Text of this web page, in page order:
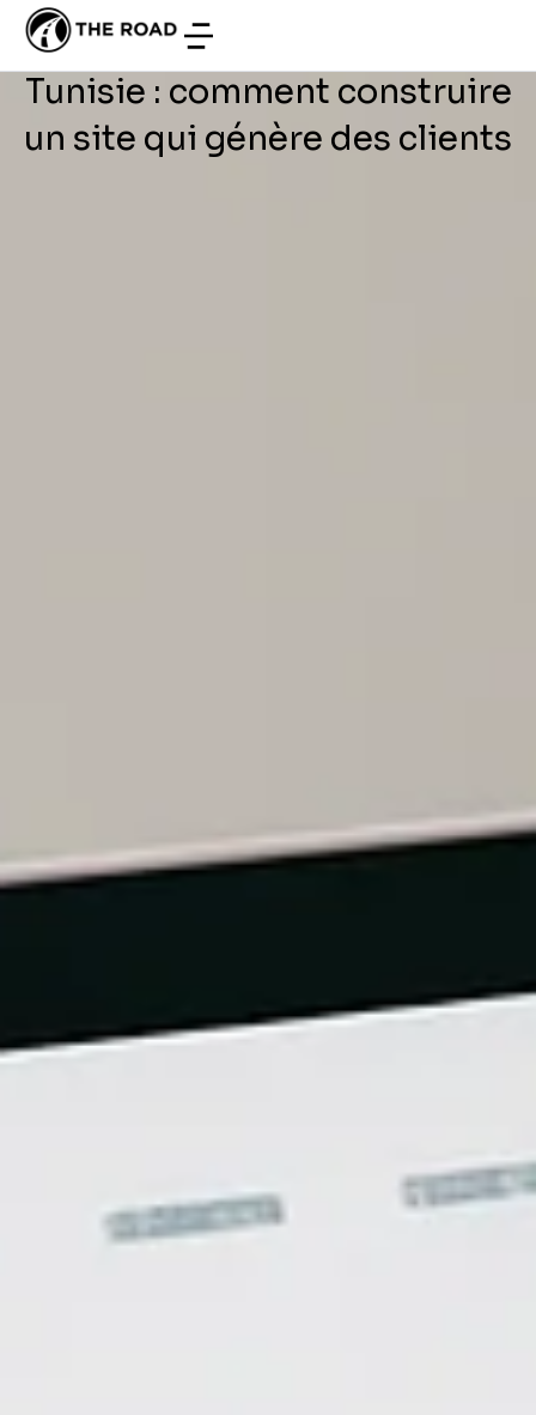
DÉVELOPPEMENT WEB
société de services en
Tunisie : comment construire
un site qui génère des clients